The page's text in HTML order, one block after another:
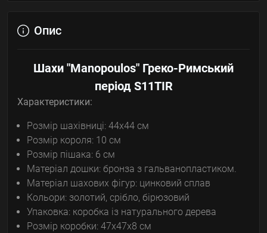
Опис
Шахи "Manopoulos" Греко-Римський
період S11TIR
Характеристики:
Розмір шахівниці: 44х44 см
Розмір короля: 10 см
Розмір пішака: 6 см
Матеріал дошки: бронза з гальванопластиком.
Матеріал шахових фігур: цинковий сплав
Кольори: золотий, срібло, бірюзовий
Упаковка: коробка із натурального дерева
Розмір коробки: 47х47х8 см